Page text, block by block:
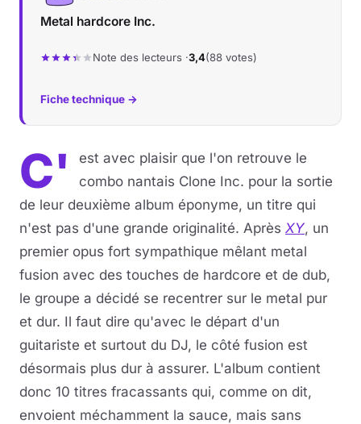
Jeux vidéo
Musique
Sciences & Tech
Forum
Metal hardcore Inc.
Note des lecteurs ·3,4(88 votes)
Fiche technique →
C'
est avec plaisir que l'on retrouve le
combo nantais Clone Inc. pour la sortie
de leur deuxième album éponyme, un titre qui
n'est pas d'une grande originalité. Après XY, un
premier opus fort sympathique mêlant metal
fusion avec des touches de hardcore et de dub,
le groupe a décidé se recentrer sur le metal pur
et dur. Il faut dire qu'avec le départ d'un
guitariste et surtout du DJ, le côté fusion est
désormais plus dur à assurer. L'album contient
donc 10 titres fracassants qui, comme on dit,
envoient méchamment la sauce, mais sans